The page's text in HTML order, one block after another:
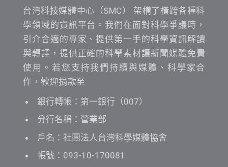
台灣科技媒體中心（SMC） 架構了橫跨各種科
學領域的資訊平台。我們在面對科學爭議時，
引介合適的專家、提供第一手的科學資訊解讀
與轉譯，提供正確的科學素材讓新聞媒體免費
使用。若您支持我們持續與媒體、科學家合
作，歡迎捐款至
銀行轉帳：第一銀行（007）
分行名稱：營業部
戶名：社團法人台灣科學媒體協會
帳號：093-10-170081